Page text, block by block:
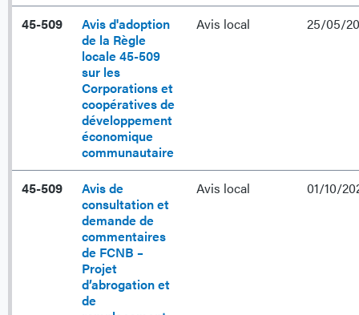
45-509
Avis d'adoption
de la Règle
locale 45-509
sur les
Corporations et
coopératives de
développement
économique
communautaire
Avis local 25/05/
45-509
Avis de
consultation et
demande de
commentaires
de FCNB –
Projet
d’abrogation et
de
Avis local 01/10/